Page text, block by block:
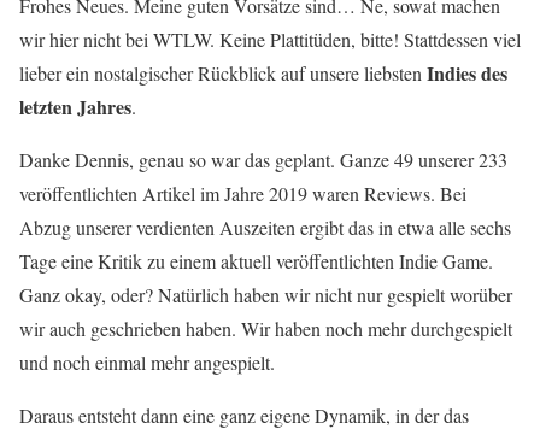
Frohes Neues. Meine guten Vorsätze sind… Ne, sowat machen
wir hier nicht bei WTLW. Keine Plattitüden, bitte! Stattdessen viel
lieber ein nostalgischer Rückblick auf unsere liebsten Indies des
letzten Jahres.
Danke Dennis, genau so war das geplant. Ganze 49 unserer 233
veröffentlichten Artikel im Jahre 2019 waren Reviews. Bei
Abzug unserer verdienten Auszeiten ergibt das in etwa alle sechs
Tage eine Kritik zu einem aktuell veröffentlichten Indie Game.
Ganz okay, oder? Natürlich haben wir nicht nur gespielt worüber
wir auch geschrieben haben. Wir haben noch mehr durchgespielt
und noch einmal mehr angespielt.
Daraus entsteht dann eine ganz eigene Dynamik, in der das